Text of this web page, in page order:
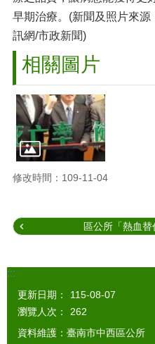
早期治療。(新聞及照片來
訊網/市政新聞)
相關圖片
修改時間：109-11-04
區公所「熱血替
:::
更新日期：
115-08-07
瀏覽人次：
262
資料維護：臺南市中西區公所